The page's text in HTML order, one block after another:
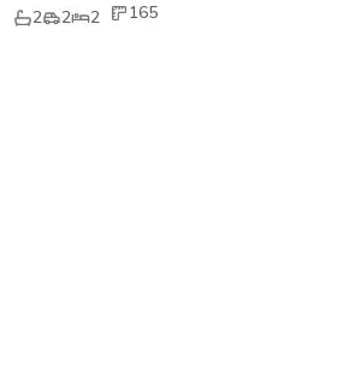
2 2 2
165